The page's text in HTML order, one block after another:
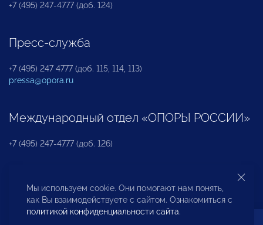
+7 (495) 247-4777 (доб. 124)
Пресс-служба
+7 (495) 247 4777 (доб. 115, 114, 113)
pressa@opora.ru
Международный отдел «ОПОРЫ РОССИИ»
+7 (495) 247-4777 (доб. 126)
Бюро по защите прав предпринимателей и
инвесторов
Мы используем cookie. Они помогают нам понять,
как Вы взаимодействуете с сайтом. Ознакомиться с
политикой конфиденциальности сайта.